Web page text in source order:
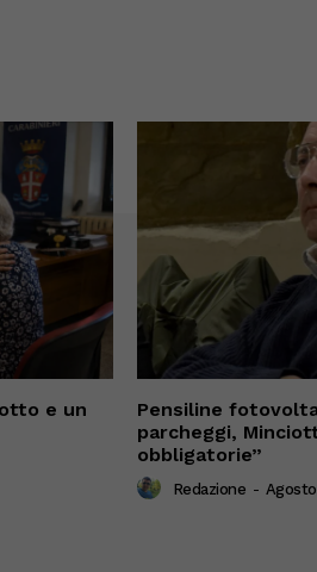
e un
Pensiline
parcheggi,
obbligatorie”
Redazione -